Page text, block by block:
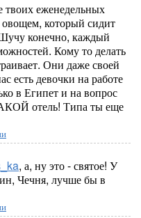
твоих еженедельных
овощем, который сидит
конечно, каждый
Кому то делать
Они даже своей
есть девочки на работе
в Египет и на вопрос
отель! Типа ты еще
, а, ну это - святое! У
Чечня, лучше бы в